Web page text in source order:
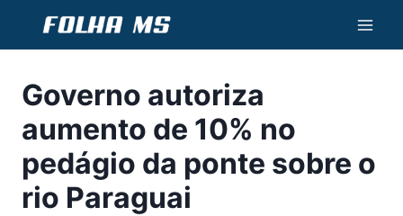
Conteúdo
Governo autoriza
aumento de 10% no
pedágio da ponte sobre o
rio Paraguai